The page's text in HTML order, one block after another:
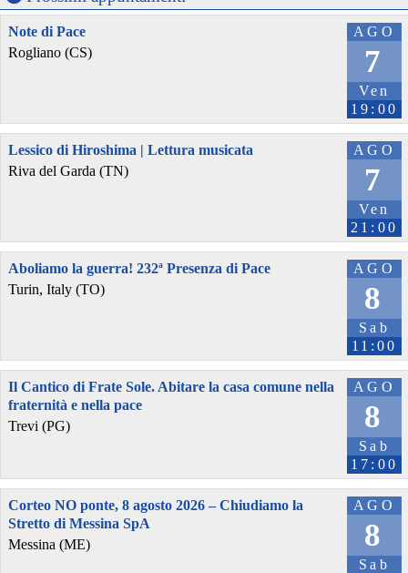
AGO
7
Ven
19:00
Note di Pace
Rogliano (CS)
AGO
7
Ven
21:00
Lessico di Hiroshima | Lettura musicata
Riva del Garda (TN)
AGO
8
Sab
11:00
Aboliamo la guerra! 232ª Presenza di Pace
Turin, Italy (TO)
AGO
8
Sab
17:00
Il Cantico di Frate Sole. Abitare la casa comune nella
fraternità e nella pace
Trevi (PG)
AGO
8
Sab
Corteo NO ponte, 8 agosto 2026 – Chiudiamo la
Stretto di Messina SpA
Messina (ME)